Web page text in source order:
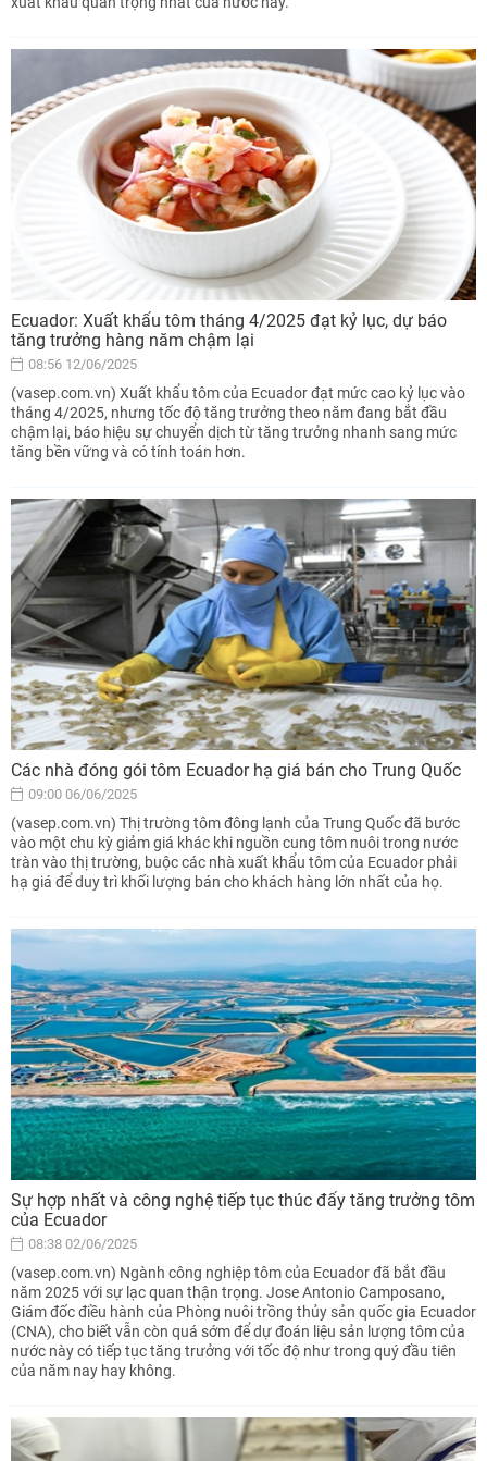
Ecuador: Xuất khẩu tôm tháng 4/2025 đạt kỷ lục, dự báo
tăng trưởng hàng năm chậm lại
08:56 12/06/2025
(vasep.com.vn) Xuất khẩu tôm của Ecuador đạt mức cao kỷ lục vào
tháng 4/2025, nhưng tốc độ tăng trưởng theo năm đang bắt đầu
chậm lại, báo hiệu sự chuyển dịch từ tăng trưởng nhanh sang mức
tăng bền vững và có tính toán hơn.
Các nhà đóng gói tôm Ecuador hạ giá bán cho Trung Quốc
09:00 06/06/2025
(vasep.com.vn) Thị trường tôm đông lạnh của Trung Quốc đã bước
vào một chu kỳ giảm giá khác khi nguồn cung tôm nuôi trong nước
tràn vào thị trường, buộc các nhà xuất khẩu tôm của Ecuador phải
hạ giá để duy trì khối lượng bán cho khách hàng lớn nhất của họ.
Sự hợp nhất và công nghệ tiếp tục thúc đẩy tăng trưởng tôm
của Ecuador
08:38 02/06/2025
(vasep.com.vn) Ngành công nghiệp tôm của Ecuador đã bắt đầu
năm 2025 với sự lạc quan thận trọng. Jose Antonio Camposano,
Giám đốc điều hành của Phòng nuôi trồng thủy sản quốc gia Ecuador
(CNA), cho biết vẫn còn quá sớm để dự đoán liệu sản lượng tôm của
nước này có tiếp tục tăng trưởng với tốc độ như trong quý đầu tiên
của năm nay hay không.